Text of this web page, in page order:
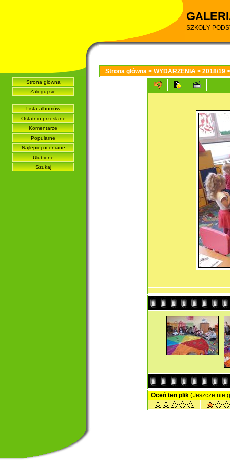
SZKOŁY
Strona główna
Zaloguj się
Lista albumów
Ostatnio przesłane
Komentarze
Popularne
Najlepiej oceniane
Ulubione
Szukaj
Strona główna > WYDARZENIA > 2018/19
Oceń ten plik (Jeszcze nie